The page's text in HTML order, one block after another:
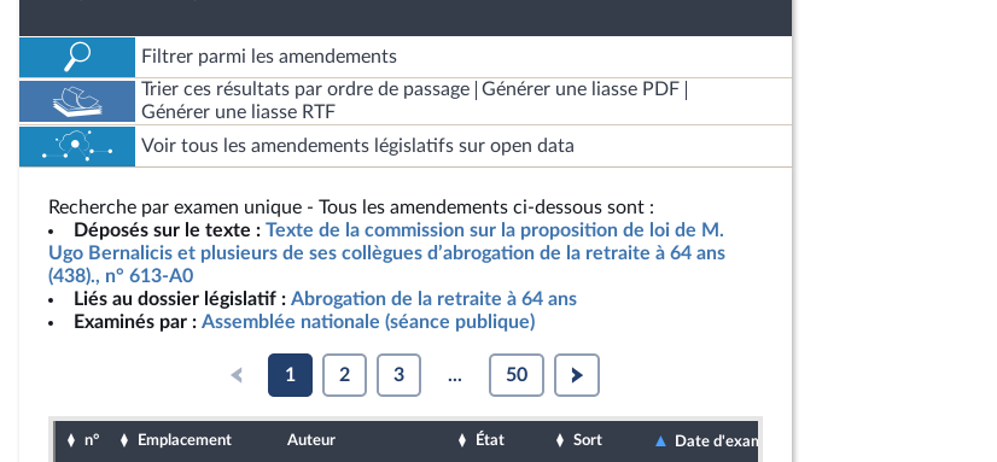
Filtrer parmi les amendements
Trier ces résultats par ordre de passage
Générer une liasse PDF
Générer une liasse RTF
Voir tous les amendements législatifs sur open data
Recherche par examen unique - Tous les amendements ci-dessous sont :
Déposés sur le texte : Texte de la commission sur la proposition de loi de M.
Ugo Bernalicis et plusieurs de ses collègues d’abrogation de la retraite à 64 ans
(438)., n° 613-A0
Liés au dossier législatif : Abrogation de la retraite à 64 ans
Examinés par : Assemblée nationale (séance publique)
1 2 3 ... 50
n° Emplacement Auteur État Sort Date d'examen